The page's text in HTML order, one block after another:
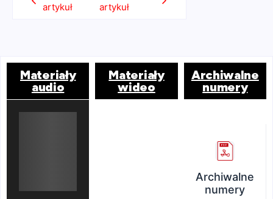
artykuł
artykuł
Materiały
audio
Materiały
wideo
Archiwalne
numery
Archiwalne
numery